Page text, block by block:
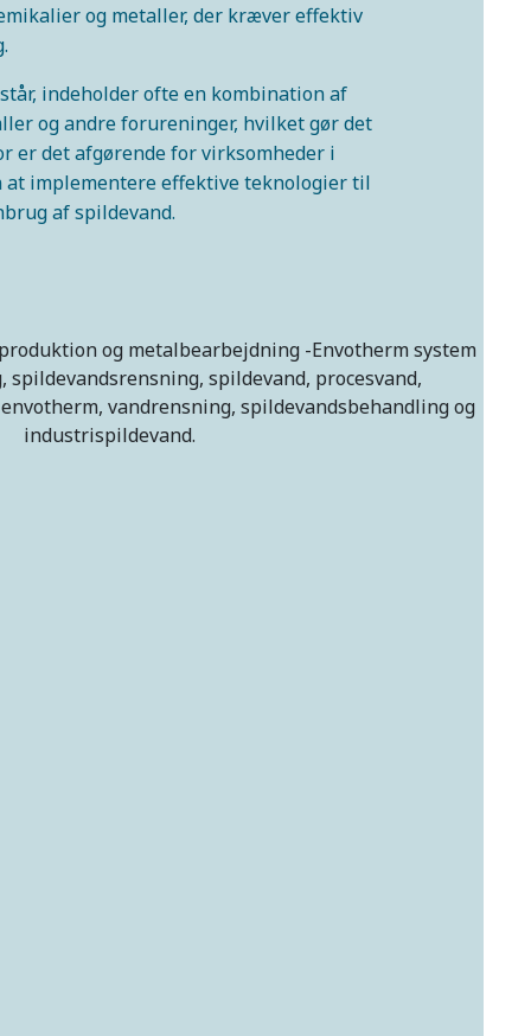
og metaller, der kræver effektiv
indeholder ofte en kombination af
og andre forureninger, hvilket gør det
er det afgørende for virksomheder i
implementere effektive teknologier til
af spildevand.